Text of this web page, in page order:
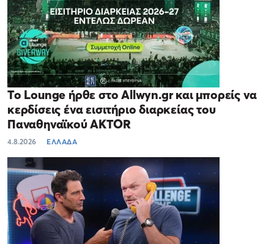
Το Lounge ήρθε στο Allwyn.gr και μπορείς να
κερδίσεις ένα εισιτήριο διαρκείας του
Παναθηναϊκού AKTOR
4.8.2026 ΕΛΛΑΔΑ